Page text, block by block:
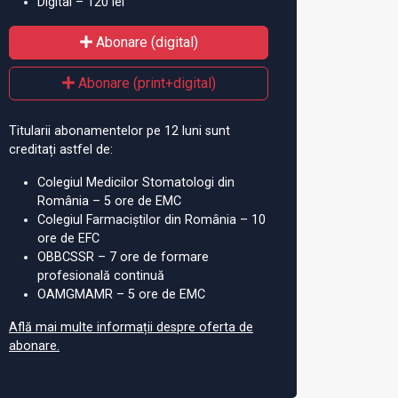
Abonare (digital)
Abonare (print+digital)
Titularii abonamentelor pe 12 luni sunt
creditați astfel de:
Colegiul Medicilor Stomatologi din
România – 5 ore de EMC
Colegiul Farmaciștilor din România – 10
ore de EFC
OBBCSSR – 7 ore de formare
profesională continuă
OAMGMAMR – 5 ore de EMC
Află mai multe informații despre oferta de
abonare.